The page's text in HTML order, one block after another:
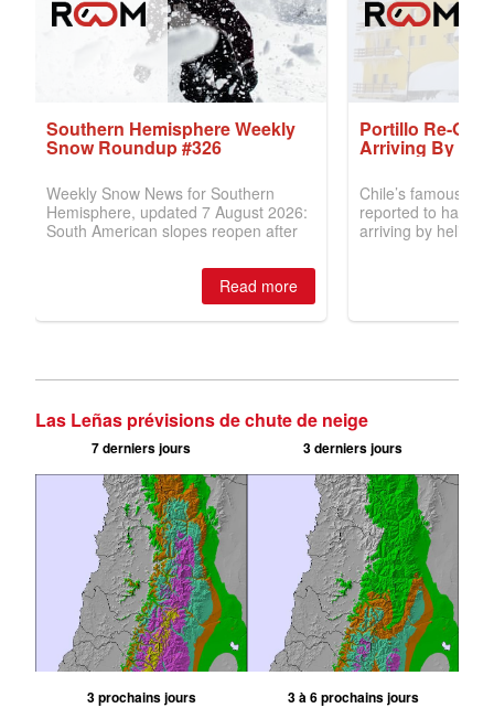
Las Leñas prévisions de chute de neige
7 derniers jours 3 derniers jours
3 prochains jours 3 à 6 prochains jours